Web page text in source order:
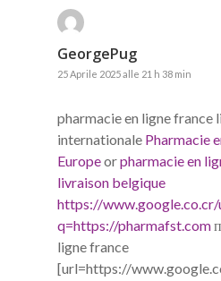
GeorgePug
25 Aprile 2025 alle 21 h 38 min
pharmacie en ligne france
internationale Pharmacie
Europeorpharmacie en
livraison belgique
https://www.google.co.cr/
q=https://pharmafst.com
ligne france
[url=https://